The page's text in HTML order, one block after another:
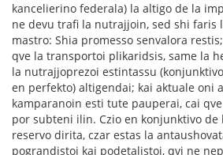
kancelierino federala) la altigo de la
ne devu trafi la nutrajjoin, sed shi faris
mastro: Shia promesso senvalora
qve la transportoi plikaridsis, same la
la nutrajjoprezoi estintassu
en perfekto) altigendai; kai aktuale oni
kamparanoin esti tute pauperai, cai
por subteni ilin. Czio en konjunktivo
reservo dirita, czar estas la
pograndistoi kai podetalistoi, qvi ne